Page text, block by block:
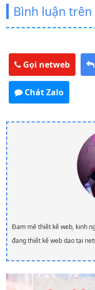
Bình luận
Gọi netweb
Chát Zalo
Đam mê thiết kế web, kinh
đang thiết kế web dạo tại